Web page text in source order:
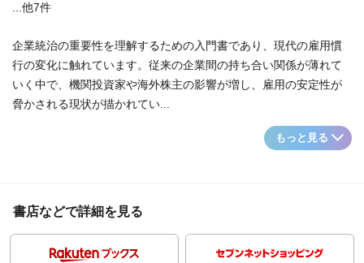
...他7件
企業統治の重要性を理解するための入門書であり、現代の雇用慣
行の変化に触れています。従来の企業間の持ち合い関係が薄れて
いく中で、機関投資家や海外株主の影響が増し、雇用の安定性が
脅かされる現状が描かれてい...
もっと見る
書店などで詳細を見る